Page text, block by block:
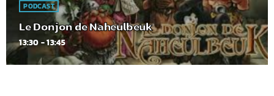
PODCAST
Le Donjon de Naheulbeuk
13:30 - 13:45